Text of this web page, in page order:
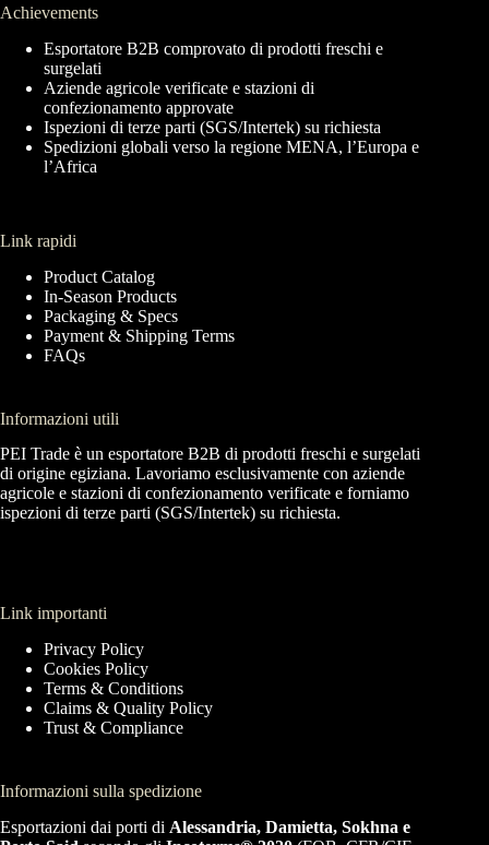
Achievements
Esportatore B2B comprovato di prodotti freschi e
surgelati
Aziende agricole verificate e stazioni di
confezionamento approvate
Ispezioni di terze parti (SGS/Intertek) su richiesta
Spedizioni globali verso la regione MENA, l’Europa e
l’Africa
Link rapidi
Product Catalog
In-Season Products
Packaging & Specs
Payment & Shipping Terms
FAQs
Informazioni utili
PEI Trade è un esportatore B2B di prodotti freschi e surgelati
di origine egiziana. Lavoriamo esclusivamente con aziende
agricole e stazioni di confezionamento verificate e forniamo
ispezioni di terze parti (SGS/Intertek) su richiesta.
Link importanti
Privacy Policy
Cookies Policy
Terms & Conditions
Claims & Quality Policy
Trust & Compliance
Informazioni sulla spedizione
Esportazioni dai porti di Alessandria, Damietta, Sokhna e